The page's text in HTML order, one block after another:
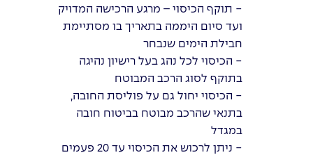
- תוקף הכיסוי – מרגע הרכישה המדויק
ועד סיום היממה בתאריך בו מסתיימת
חבילת הימים שנבחר
- הכיסוי לכל נהג בעל רישיון נהיגה
בתוקף לסוג הרכב המבוטח
- הכיסוי יחול גם על פוליסת החובה,
בתנאי שהרכב מבוטח בביטוח חובה
במגדל
- ניתן לרכוש את הכיסוי עד 20 פעמים